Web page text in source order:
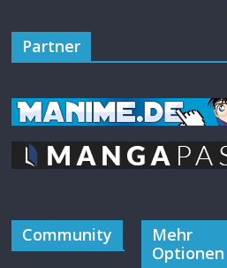
Partner
Community
Mehr
Optionen